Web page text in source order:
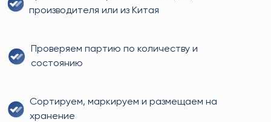
производителя или из Китая
Проверяем партию по количеству и
состоянию
Сортируем, маркируем и размещаем на
хранение